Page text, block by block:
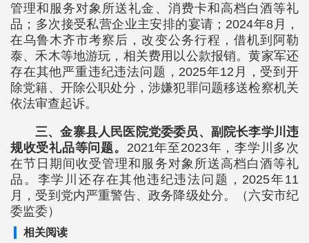
管理和服务对象所送礼金、消费卡和高档白酒等礼
品；多次接受私营企业主安排的宴请；2024年8月，
在乌鲁木齐市考察后，改变公务行程，借机到阿勒
泰、禾木等地游玩，相关费用以公款报销。黄家军还
存在其他严重违纪违法问题，2025年12月，受到开
除党籍、开除公职处分，涉嫌犯罪问题移送检察机关
依法审查起诉。
三、金寨县人民医院党委委员、副院长李学川违
规收受礼品等问题。 2021年至2023年，李学川多次
在节日期间收受管理和服务对象所送高档白酒等礼
品。李学川还存在其他违纪违法问题，2025年11
月，受到党内严重警告、政务降级处分。（六安市纪
委监委）
相关阅读